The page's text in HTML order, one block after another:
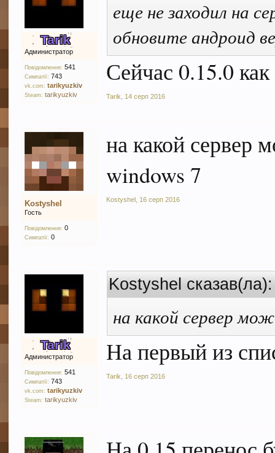
Tarik
Администратор
Повідомлення: 541
Симпатії: 743
vk.com: tarikyuzkiv
Steam: tarikyuzkiv
еще не заходил на
обновите андроид
Сейчас 0.15.0
Tarik 14 серп 2016
Kostyshel
Гость
Повідомлення: 0
Симпатії: 0
на какой сервер
windows 7
Kostyshel 16 серп 2016
Tarik
Администратор
Повідомлення: 541
Симпатії: 743
vk.com: tarikyuzkiv
Steam: tarikyuzkiv
Kostyshel
на какой сервер
На первый из
Tarik 16 серп 2016